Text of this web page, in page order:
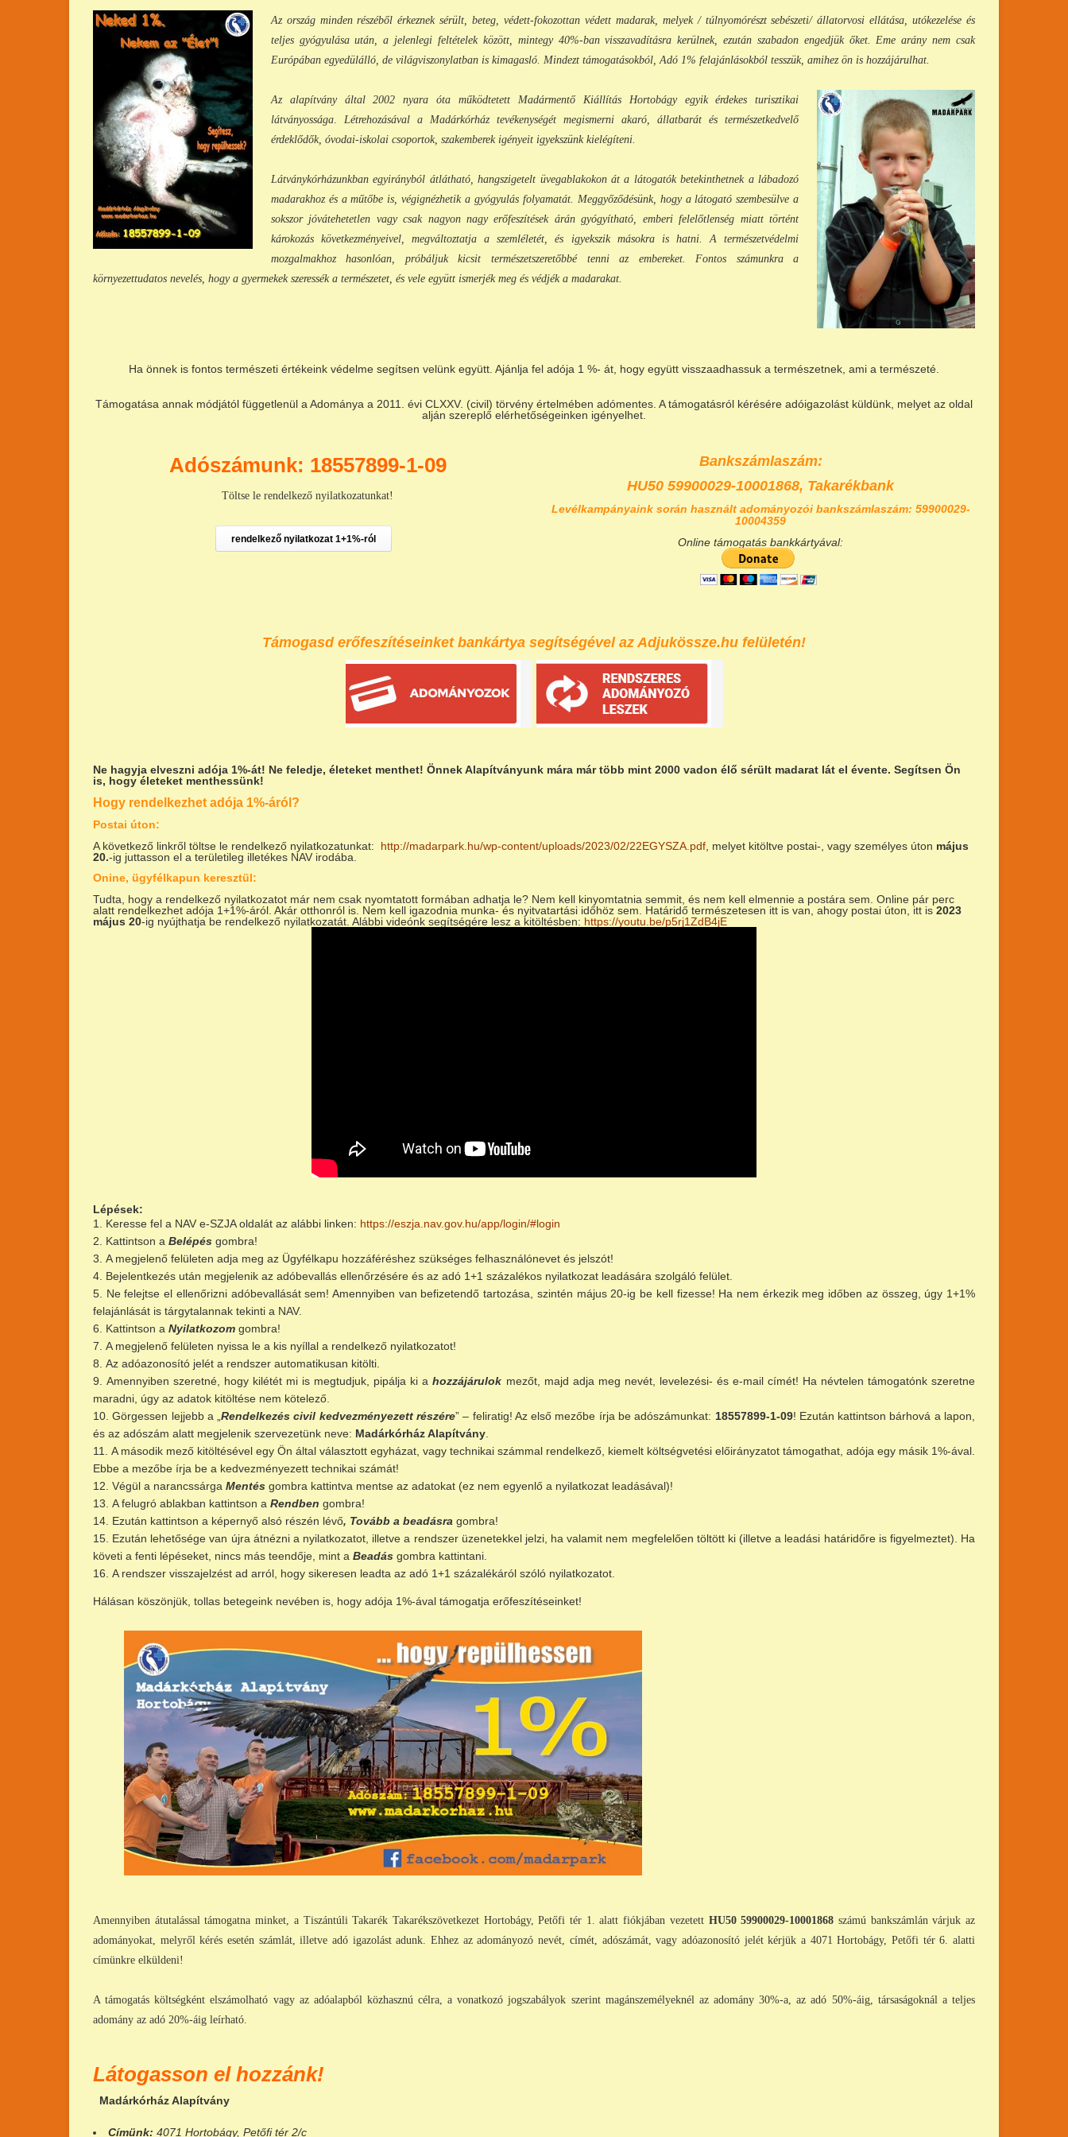
Az ország minden részéből érkeznek sérült, beteg, védett-fokozottan védett madarak, melyek / túlnyomórészt sebészeti/ állatorvosi ellátása, utókezelése és
teljes gyógyulása után, a jelenlegi feltételek között, mintegy 40%-ban visszavadításra kerülnek, ezután szabadon engedjük őket. Eme arány nem csak
Európában egyedülálló, de világviszonylatban is kimagasló. Mindezt támogatásokból, Adó 1% felajánlásokból tesszük, amihez ön is hozzájárulhat.
Az alapítvány által 2002 nyara óta működtetett Madármentő Kiállítás Hortobágy egyik érdekes turisztikai
látványossága. Létrehozásával a Madárkórház tevékenységét megismerni akaró, állatbarát és természetkedvelő
érdeklődők, óvodai-iskolai csoportok, szakemberek igényeit igyekszünk kielégíteni.
Látványkórházunkban egyirányból átlátható, hangszigetelt üvegablakokon át a látogatók betekinthetnek a lábadozó
madarakhoz és a műtőbe is, végignézhetik a gyógyulás folyamatát. Meggyőződésünk, hogy a látogató szembesülve a
sokszor jóvátehetetlen vagy csak nagyon nagy erőfeszítések árán gyógyítható, emberi felelőtlenség miatt történt
károkozás következményeivel, megváltoztatja a szemléletét, és igyekszik másokra is hatni. A természetvédelmi
mozgalmakhoz hasonlóan, próbáljuk kicsit természetszeretőbbé tenni az embereket. Fontos számunkra a
környezettudatos nevelés, hogy a gyermekek szeressék a természetet, és vele együtt ismerjék meg és védjék a madarakat.
Ha önnek is fontos természeti értékeink védelme segítsen velünk együtt. Ajánlja fel adója 1 %- át, hogy együtt visszaadhassuk a természetnek, ami a természeté.
Támogatása annak módjától függetlenül a Adománya a 2011. évi CLXXV. (civil) törvény értelmében adómentes. A támogatásról kérésére adóigazolást küldünk, melyet az oldal
alján szereplő elérhetőségeinken igényelhet.
Adószámunk: 18557899-1-09
Töltse le rendelkező nyilatkozatunkat!
rendelkező nyilatkozat 1+1%-ról
Bankszámlaszám:
HU50 59900029-10001868, Takarékbank
Levélkampányaink során használt adományozói bankszámlaszám: 59900029-
10004359
Online támogatás bankkártyával:
Támogasd erőfeszítéseinket bankártya segítségével az Adjukössze.hu felületén!
Ne hagyja elveszni adója 1%-át! Ne feledje, életeket menthet! Önnek Alapítványunk mára már több mint 2000 vadon élő sérült madarat lát el évente. Segítsen Ön
is, hogy életeket menthessünk!
Hogy rendelkezhet adója 1%-áról?
Postai úton:
A következő linkről töltse le rendelkező nyilatkozatunkat: http://madarpark.hu/wp-content/uploads/2023/02/22EGYSZA.pdf, melyet kitöltve postai-, vagy személyes úton május
20.-ig juttasson el a területileg illetékes NAV irodába.
Onine, ügyfélkapun keresztül:
Tudta, hogy a rendelkező nyilatkozatot már nem csak nyomtatott formában adhatja le? Nem kell kinyomtatnia semmit, és nem kell elmennie a postára sem. Online pár perc
alatt rendelkezhet adója 1+1%-áról. Akár otthonról is. Nem kell igazodnia munka- és nyitvatartási időhöz sem. Határidő természetesen itt is van, ahogy postai úton, itt is 2023
május 20-ig nyújthatja be rendelkező nyilatkozatát. Alábbi videónk segítségére lesz a kitöltésben: https://youtu.be/p5rj1ZdB4jE
Lépések:
Keresse fel a NAV e-SZJA oldalát az alábbi linken: https://eszja.nav.gov.hu/app/login/#login
Kattintson a Belépés gombra!
A megjelenő felületen adja meg az Ügyfélkapu hozzáféréshez szükséges felhasználónevet és jelszót!
Bejelentkezés után megjelenik az adóbevallás ellenőrzésére és az adó 1+1 százalékos nyilatkozat leadására szolgáló felület.
Ne felejtse el ellenőrizni adóbevallását sem! Amennyiben van befizetendő tartozása, szintén május 20-ig be kell fizesse! Ha nem érkezik meg időben az összeg, úgy 1+1%
felajánlását is tárgytalannak tekinti a NAV.
Kattintson a Nyilatkozom gombra!
A megjelenő felületen nyissa le a kis nyíllal a rendelkező nyilatkozatot!
Az adóazonosító jelét a rendszer automatikusan kitölti.
Amennyiben szeretné, hogy kilétét mi is megtudjuk, pipálja ki ahozzájárulok mezőt, majd adja meg nevét, levelezési- és e-mail címét! Ha névtelen támogatónk szeretne
maradni, úgy az adatok kitöltése nem kötelező.
Görgessen lejjebb a „Rendelkezés civil kedvezményezett részére” – feliratig! Az első mezőbe írja be adószámunkat: 18557899-1-09! Ezután kattintson bárhová a lapon,
és az adószám alatt megjelenik szervezetünk neve: Madárkórház Alapítvány.
A második mező kitöltésével egy Ön által választott egyházat, vagy technikai számmal rendelkező, kiemelt költségvetési előirányzatot támogathat, adója egy másik 1%-ával.
Ebbe a mezőbe írja be a kedvezményezett technikai számát!
Végül a narancssárga Mentés gombra kattintva mentse az adatokat (ez nem egyenlő a nyilatkozat leadásával)!
A felugró ablakban kattintson a Rendben gombra!
Ezután kattintson a képernyő alsó részén lévő, Tovább a beadásra gombra!
Ezután lehetősége van újra átnézni a nyilatkozatot, illetve a rendszer üzenetekkel jelzi, ha valamit nem megfelelően töltött ki (illetve a leadási határidőre is figyelmeztet). Ha
követi a fenti lépéseket, nincs más teendője, mint a Beadás gombra kattintani.
A rendszer visszajelzést ad arról, hogy sikeresen leadta az adó 1+1 százalékáról szóló nyilatkozatot.
Hálásan köszönjük, tollas betegeink nevében is, hogy adója 1%-ával támogatja erőfeszítéseinket!
Amennyiben átutalással támogatna minket, a Tiszántúli Takarék Takarékszövetkezet Hortobágy, Petőfi tér 1. alatt fiókjában vezetettHU50 59900029-10001868 számú bankszámlán várjuk az
adományokat, melyről kérés esetén számlát, illetve adó igazolást adunk. Ehhez az adományozó nevét, címét, adószámát, vagy adóazonosító jelét kérjük a 4071 Hortobágy, Petőfi tér 6. alatti
címünkre elküldeni!
A támogatás költségként elszámolható vagy az adóalapból közhasznú célra, a vonatkozó jogszabályok szerint magánszemélyeknél az adomány 30%-a, az adó 50%-áig, társaságoknál a teljes
adomány az adó 20%-áig leírható.
Látogasson el hozzánk!
Madárkórház Alapítvány
Címünk: 4071 Hortobágy, Petőfi tér 2/c